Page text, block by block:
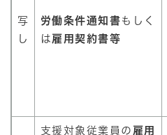
写
し
労働条件通知書 もしく
は 雇用契約書等
支援対象従業員の 雇用